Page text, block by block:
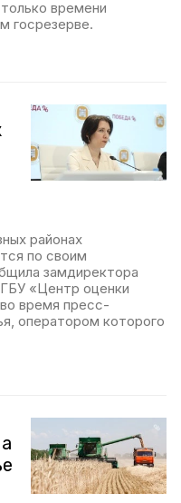
времени
госрезерве.
районах
по своим
замдиректора
«Центр оценки
время пресс-
оператором которого